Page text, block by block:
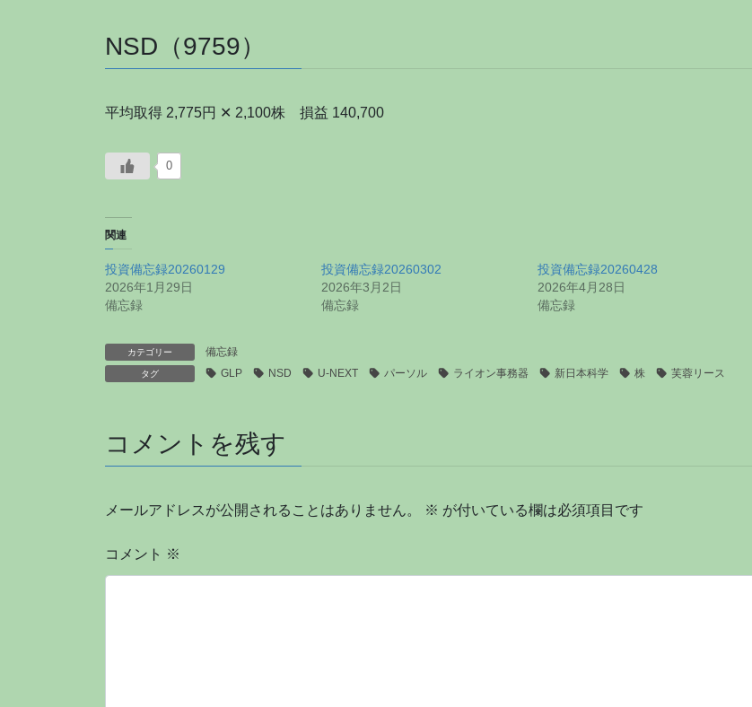
NSD（9759）
平均取得 2,775円 ✕ 2,100株 損益 140,700
0
関連
投資備忘録20260129
2026年1月29日
備忘録
投資備忘録20260302
2026年3月2日
備忘録
投資備忘録20260428
2026年4月28日
備忘録
カテゴリー 備忘録
タグ GLP NSD U-NEXT パーソル ライオン事務器 新日本科学 株 芙蓉リース
コメントを残す
メールアドレスが公開されることはありません。 ※ が付いている欄は必須項目です
コメント ※